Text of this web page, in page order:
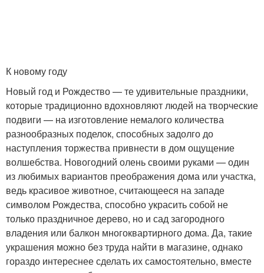
К новому году
Новый год и Рождество — те удивительные праздники,
которые традиционно вдохновляют людей на творческие
подвиги — на изготовление немалого количества
разнообразных поделок, способных задолго до
наступления торжества привнести в дом ощущение
волшебства. Новогодний олень своими руками — один
из любимых вариантов преображения дома или участка,
ведь красивое животное, считающееся на западе
символом Рождества, способно украсить собой не
только праздничное дерево, но и сад загородного
владения или балкон многоквартирного дома. Да, такие
украшения можно без труда найти в магазине, однако
гораздо интереснее сделать их самостоятельно, вместе